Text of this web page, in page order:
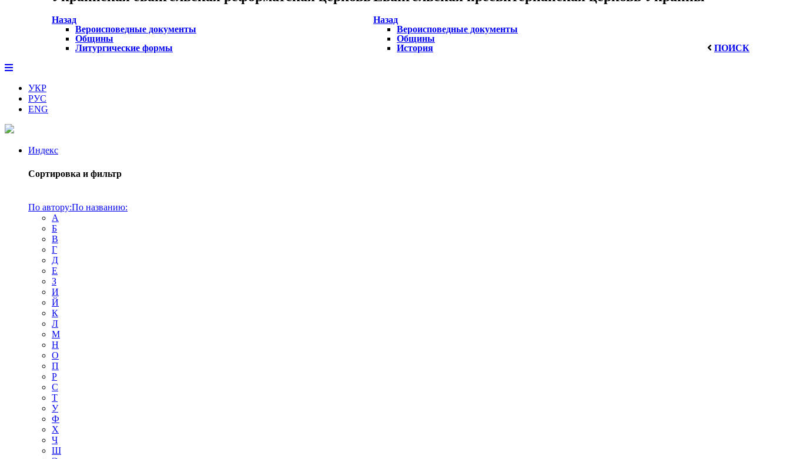
Назад
Вероисповедные документы
Общины
Литургические формы
Назад
Вероисповедные документы
Общины
История
ПОИСК
УКР
РУС
ENG
Индекс
Сортировка и фильтр
По автору:По названию:
А
Б
В
Г
Д
Е
З
И
Й
К
Л
М
Н
О
П
Р
С
Т
У
Ф
Х
Ч
Ш